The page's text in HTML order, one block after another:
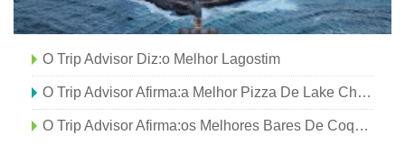
O Trip Advisor Diz:o Melhor Lagostim
O Trip Advisor Afirma:a Melhor Pizza De Lake Charles
O Trip Advisor Afirma:os Melhores Bares De Coquetéis